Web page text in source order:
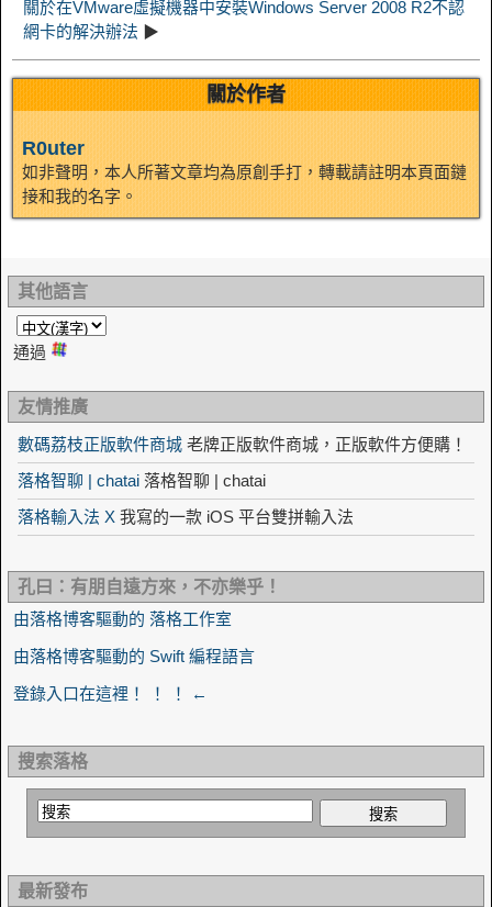
關於在VMware虛擬機器中安裝Windows Server 2008 R2不認
網卡的解決辦法 ▶
關於作者
R0uter
如非聲明，本人所著文章均為原創手打，轉載請註明本頁面鏈
接和我的名字。
其他語言
通過
友情推廣
數碼荔枝正版軟件商城 老牌正版軟件商城，正版軟件方便購！
落格智聊 | chatai 落格智聊 | chatai
落格輸入法 X 我寫的一款 iOS 平台雙拼輸入法
孔曰：有朋自遠方來，不亦樂乎！
由落格博客驅動的 落格工作室
由落格博客驅動的 Swift 編程語言
登錄入口在這裡！ ！ ！ ←
搜索落格
最新發布